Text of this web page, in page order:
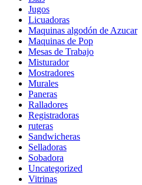
Jugos
Licuadoras
Maquinas algodón de Azucar
Maquinas de Pop
Mesas de Trabajo
Misturador
Mostradores
Murales
Paneras
Ralladores
Registradoras
ruteras
Sandwicheras
Selladoras
Sobadora
Uncategorized
Vitrinas